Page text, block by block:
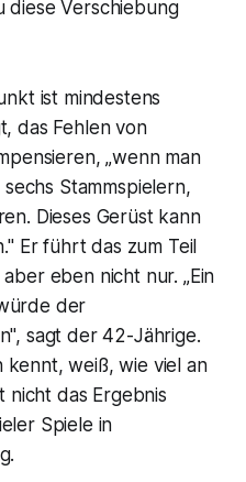
diese Verschiebung
ist mindestens
das Fehlen von
„wenn man
Stammspielern,
Dieses Gerüst kann
Er führt das zum Teil
eben nicht nur. „Ein
der
sagt der 42-Jährige.
kennt, weiß, wie viel an
nicht das Ergebnis
Spiele in